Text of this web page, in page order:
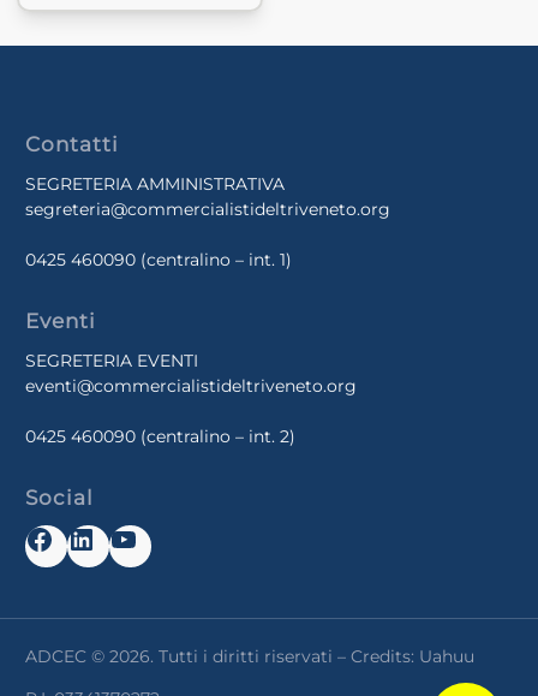
Contatti
SEGRETERIA AMMINISTRATIVA
segreteria@commercialistideltriveneto.org
0425 460090 (centralino – int. 1)
Eventi
SEGRETERIA EVENTI
eventi@commercialistideltriveneto.org
0425 460090 (centralino – int. 2)
Social
Facebook
LinkedIn
YouTube
ADCEC © 2026. Tutti i diritti riservati – Credits: Uahuu